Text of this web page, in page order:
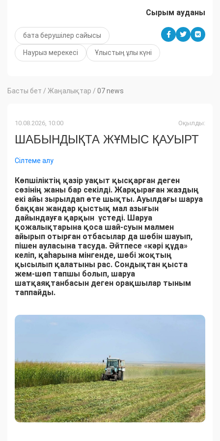
Сырым ауданы
бата берушілер сайысы
Наурыз мерекесі Ұлыстың ұлы күні
Басты бет / Жаңалықтар / 07 news
10.08.2026, 10:00 Оқылды:
ШАБЫНДЫҚТА ЖҰМЫС ҚАУЫРТ
Сілтеме алу
Көпшіліктің қазір уақыт қысқарған деген
сөзінің жаны бар секілді. Жарқыраған жаздың
екі айы зырылдап өте шықты. Ауылдағы шаруа
баққан жандар қыстық мал азығын
дайындауға қарқын үстеді. Шаруа
қожалықтарына қоса шай-суын малмен
айырып отырған отбасылар да шөбін шауып,
пішен ауласына тасуда. Әйтпесе «кәрі құда»
келіп, қаһарына мінгенде, шөбі жоқтың
қысылып қалатыны рас. Сондықтан қыста
жем-шөп тапшы болып, шаруа
шатқаяқтанбасын деген орақшылар тыным
таппайды.